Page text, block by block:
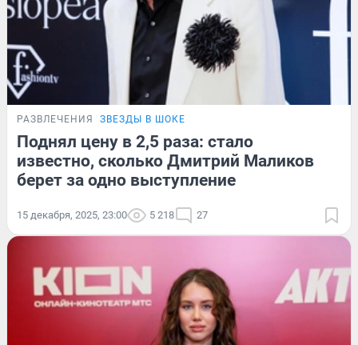
РАЗВЛЕЧЕНИЯ ЗВЕЗДЫ В ШОКЕ
Поднял цену в 2,5 раза: стало
известно, сколько Дмитрий Маликов
берет за одно выступление
15 декабря, 2025, 23:00 5 218 27